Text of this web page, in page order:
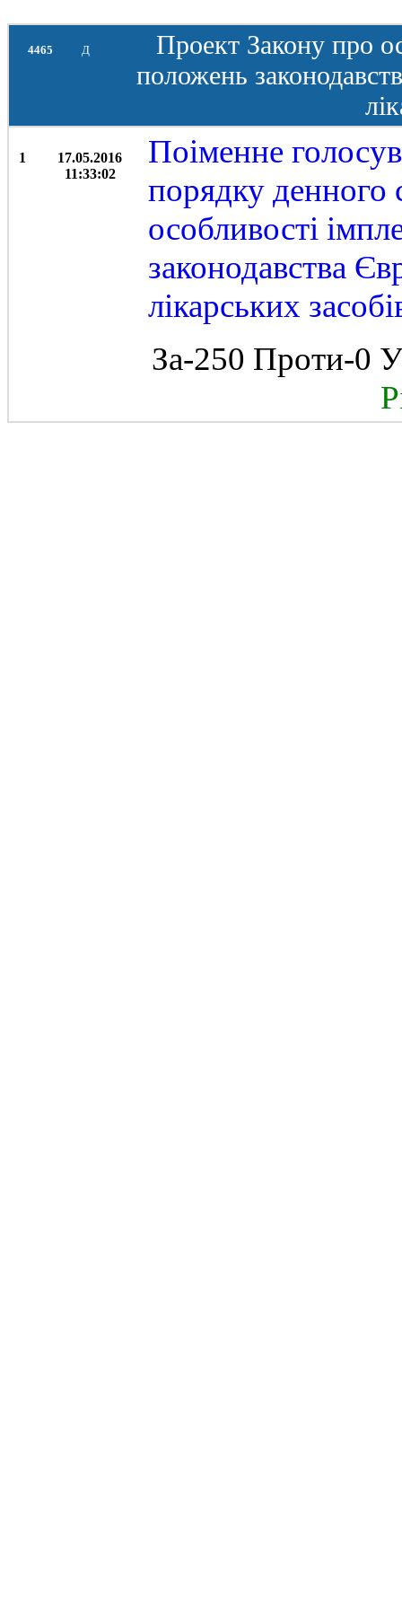
4465 Д
Проект Закону про
положень
1
17.05.2016
11:33:02
Поіменне
порядку денного
особливості
законодавства
лікарських
За-250 Проти-0